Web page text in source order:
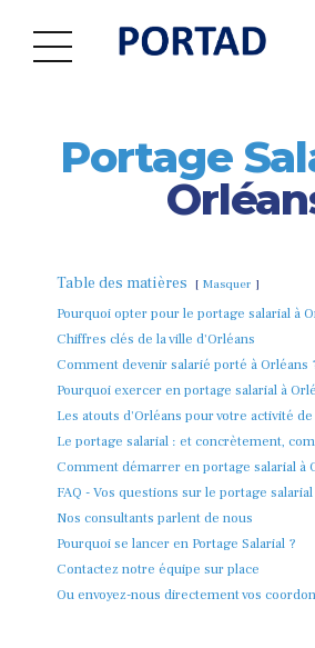
Portage
Table des matières Masquer
Pourquoi opter pour le portage salarial à
Chiffres clés de la ville d'Orléans
Comment devenir salarié porté à Orléans
Pourquoi exercer en portage salarial à
Les atouts d'Orléans pour votre activité
Le portage salarial : et concrètement,
Comment démarrer en portage salarial à
FAQ - Vos questions sur le portage
Nos consultants parlent de nous
Pourquoi se lancer en Portage Salarial ?
Contactez notre équipe sur place
Ou envoyez-nous directement vos